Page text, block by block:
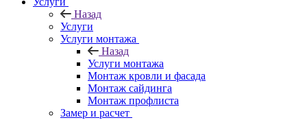
Назад
Услуги
Услуги монтажа
Назад
Услуги монтажа
Монтаж кровли и фасада
Монтаж сайдинга
Монтаж профлиста
Замер и расчет